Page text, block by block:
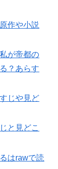
作や小説
が帝都の
？あらす
じや見ど
と見どこ
はrawで読